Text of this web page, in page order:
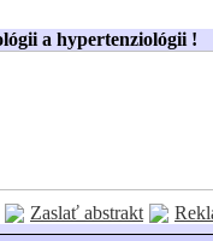
a hypertenziológii !
Zaslať abstrakt